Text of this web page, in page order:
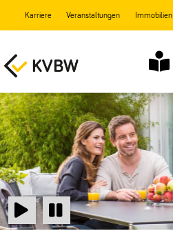
Karriere Veranstaltungen Immobilien
Start Stop